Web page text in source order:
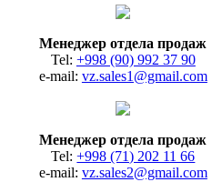
Менеджер отдела продаж
Tel: +998 (90) 992 37 90
e-mail: vz.sales1@gmail.com
Менеджер отдела продаж
Tel:+998 (71) 202 11 66
e-mail: vz.sales2@gmail.com